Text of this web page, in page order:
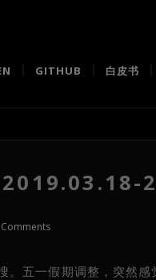
GITHUB 白皮书
五一假期调整，突然